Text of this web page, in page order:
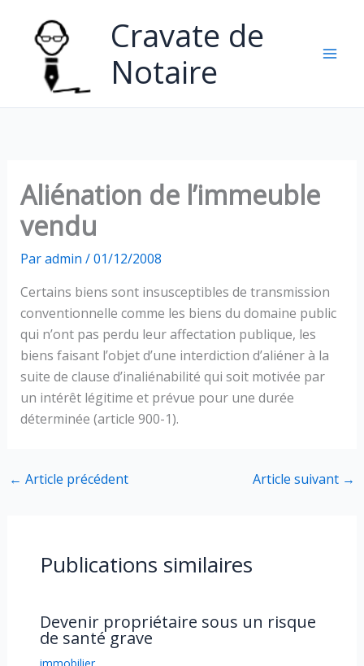
contenu
Cravate de
Notaire
Aliénation de l’immeuble
vendu
Paradmin /01/12/2008
Certains biens sont insusceptibles de transmission
conventionnelle comme les biens du domaine public
qui n’ont pas perdu leur affectation publique, les
biens faisant l’objet d’une interdiction d’aliéner à la
suite de clause d’inaliénabilité qui soit motivée par
un intérêt légitime et prévue pour une durée
déterminée (article 900-1).
← Article précédent Article suivant →
Publications similaires
Devenir propriétaire sous un risque
de santé grave